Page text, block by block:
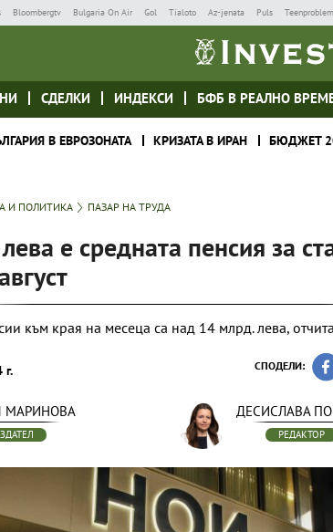
Bloombergtv Bulgaria On Air Gol Tialoto Az-jenata Puls Teenproblem
СДЕЛКИ ИНДЕКСИ БФБ В РЕАЛНО
В ЕВРОЗОНАТА КРИЗАТА В ИРАН БЮДЖЕТ
И ПОЛИТИКА ПАЗАР НА ТРУДА
е средната пенсия за
към края на месеца са над 14 млрд. лева,
г. СПОДЕЛИ:
МАРИНОВА ДЕСИСЛАВА
РЕДАКТОР